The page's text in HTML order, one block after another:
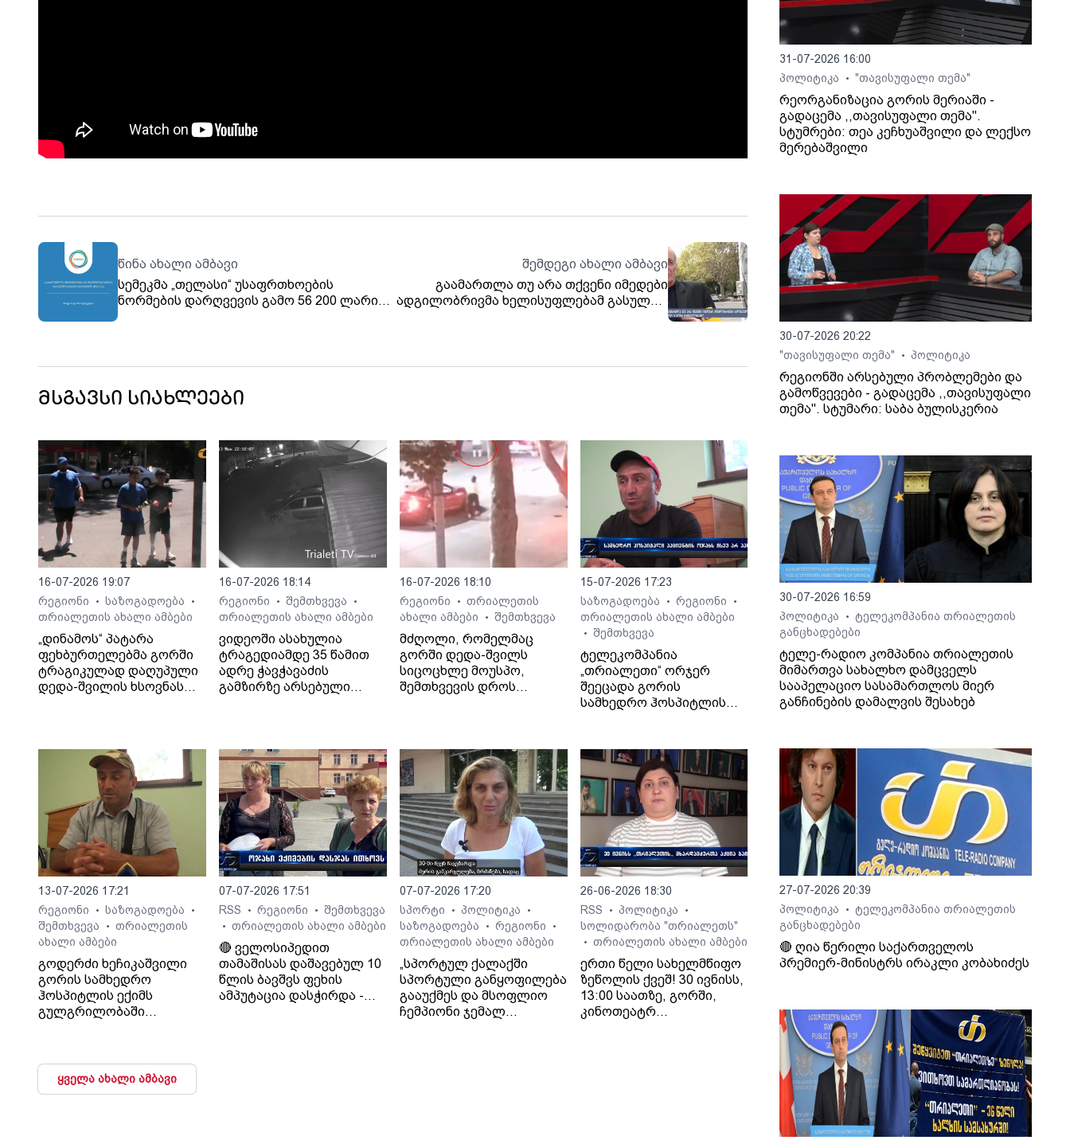
წინა ახალი ამბავი
სემეკმა „თელასი“ უსაფრთხოების
ნორმების დარღვევის გამო 56 200 ლარით
შემდეგი ახალი ამბავი
გაამართლა თუ არა თქვენი იმედები
ადგილობრივმა ხელისუფლებამ გასული 4
წლის განმავლობაში?
მსგავსი სიახლეები
16-07-2026 19:07
რეგიონი
• საზოგადოება •
თრიალეთის ახალი ამბები
„დინამოს“ პატარა
ფეხბურთელებმა გორში
ტრაგიკულად დაღუპული
დედა-შვილის ხსოვნას
16-07-2026 18:14
რეგიონი
• შემთხვევა •
თრიალეთის ახალი ამბები
ვიდეოში ასახულია
ტრაგედიამდე 35 წამით
ადრე ჭავჭავაძის
გამზირზე არსებული
16-07-2026 18:10
რეგიონი
• თრიალეთის
ახალი ამბები
• შემთხვევა
მძღოლი, რომელმაც
გორში დედა-შვილს
სიცოცხლე მოუსპო,
შემთხვევის დროს
15-07-2026 17:23
საზოგადოება
• რეგიონი •
თრიალეთის ახალი ამბები
• შემთხვევა
ტელეკომპანია
„თრიალეთი“ ორჯერ
შეეცადა გორის
სამხედრო ჰოსპიტლის
ბრალდებებთან
დაკავშირებით, თუმცა
უწყებამ ორივეჯერ
დუმილი არჩია.
ჟურნალისტები
ჰოსპიტლის
საზოგადოებასთან
ურთიერთობის სამსახურს
პირველად 13 ივლისს
დაუკავშირდნენ, ხოლო
მეორედ - 14 ივლისს, მას
შემდეგ, რაც ოჯახმა
ახალი განცხადება
გააკეთა და დააზუსტა,
რომ მკურნალი ექიმის
ვინაობა
თავდაპირველად
ჰოსპიტლის
13-07-2026 17:21
რეგიონი
• საზოგადოება •
შემთხვევა • თრიალეთის
ახალი ამბები
გოდერძი ხეჩიკაშვილი
გორის სამხედრო
ჰოსპიტლის ექიმს
გულგრილობაში
არასწორად დაუსვა,
მძიმე მდგომარეობაში
07-07-2026 17:51
RSS
• რეგიონი • შემთხვევა
• თრიალეთის ახალი ამბები
🔴 ველოსიპედით
თამაშისას დაშავებულ 10
წლის ბავშვს ფეხის
ამპუტაცია დასჭირდა -
07-07-2026 17:20
სპორტი
• პოლიტიკა •
საზოგადოება • რეგიონი •
თრიალეთის ახალი ამბები
„სპორტულ ქალაქში
სპორტული განყოფილება
გააუქმეს და მსოფლიო
ჩემპიონი ჯემალ
26-06-2026 18:30
RSS
• პოლიტიკა •
სოლიდარობა "თრიალეთს"
• თრიალეთის ახალი ამბები
ერთი წელი სახელმწიფო
ზეწოლის ქვეშ! 30 ივნისს,
13:00 საათზე, გორში,
კინოთეატრ
ყველა ახალი ამბავი
31-07-2026 16:00
პოლიტიკა
• "თავისუფალი თემა"
რეორგანიზაცია გორის მერიაში -
გადაცემა ,,თავისუფალი თემა".
სტუმრები: თეა კეჩხუაშვილი და ლექსო
მერებაშვილი
30-07-2026 20:22
"თავისუფალი თემა"
• პოლიტიკა
რეგიონში არსებული პრობლემები და
გამოწვევები - გადაცემა ,,თავისუფალი
თემა". სტუმარი: საბა ბულისკერია
30-07-2026 16:59
პოლიტიკა
•
ტელეკომპანია თრიალეთის
განცხადებები
ტელე-რადიო კომპანია თრიალეთის
მიმართვა სახალხო დამცველს
სააპელაციო სასამართლოს მიერ
განჩინების დამალვის შესახებ
27-07-2026 20:39
პოლიტიკა
•
ტელეკომპანია თრიალეთის
განცხადებები
🔴 ღია წერილი საქართველოს
პრემიერ-მინისტრს ირაკლი კობახიძეს